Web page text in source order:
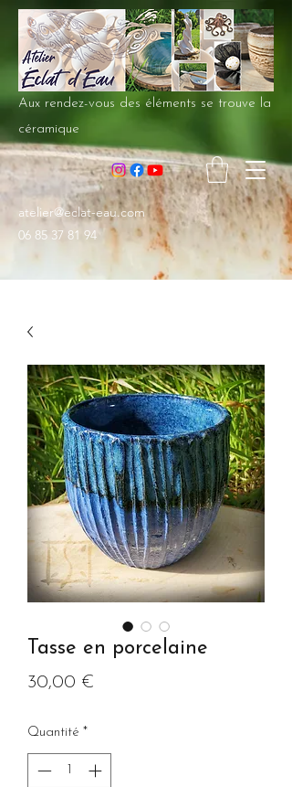
Aux rendez-vous des éléments se trouve la
céramique
atelier@eclat-eau.com
06 85 37 81 94
Tasse en porcelaine
30,00 €
Quantité *